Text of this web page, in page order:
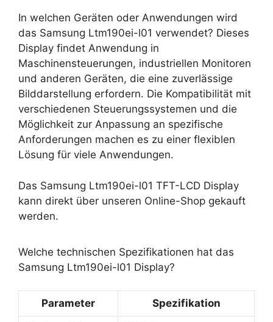
In welchen Geräten oder Anwendungen wird
das Samsung Ltm190ei-l01 verwendet? Dieses
Display findet Anwendung in
Maschinensteuerungen, industriellen Monitoren
und anderen Geräten, die eine zuverlässige
Bilddarstellung erfordern. Die Kompatibilität mit
verschiedenen Steuerungssystemen und die
Möglichkeit zur Anpassung an spezifische
Anforderungen machen es zu einer flexiblen
Lösung für viele Anwendungen.
Das Samsung Ltm190ei-l01 TFT-LCD Display
kann direkt über unseren Online-Shop gekauft
werden.
Welche technischen Spezifikationen hat das
Samsung Ltm190ei-l01 Display?
Parameter Spezifikation